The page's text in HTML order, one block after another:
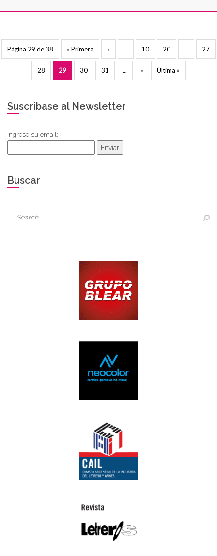
Página 29 de 38 « Primera « ... 10 20 ... 27
28 29 30 31 ... » Última »
Suscribase al Newsletter
Ingrese su email:
Enviar
Buscar